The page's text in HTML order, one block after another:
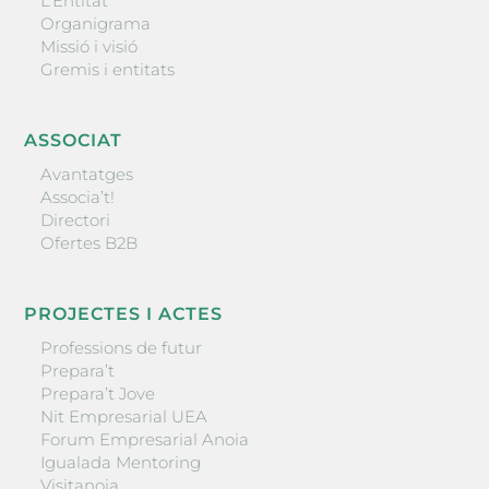
Organigrama
Missió i visió
Gremis i entitats
ASSOCIAT
Avantatges
Associa’t!
Directori
Ofertes B2B
PROJECTES I ACTES
Professions de futur
Prepara’t
Prepara’t Jove
Nit Empresarial UEA
Forum Empresarial Anoia
Igualada Mentoring